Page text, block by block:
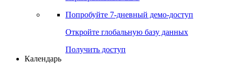
Валютные и процентные свопы
Корпоративные CDS
Попробуйте7-дневный